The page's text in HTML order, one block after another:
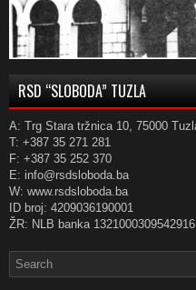
RSD “SLOBODA” TUZLA
A: Trg Stara tržnica 10, 75000
T: +387 35 271 281
F: +387 35 252 370
E: info@rsdsloboda.ba
W: www.rsdsloboda.ba
ID broj: 4209036190001
ŽR: NLB banka 1321000309542916